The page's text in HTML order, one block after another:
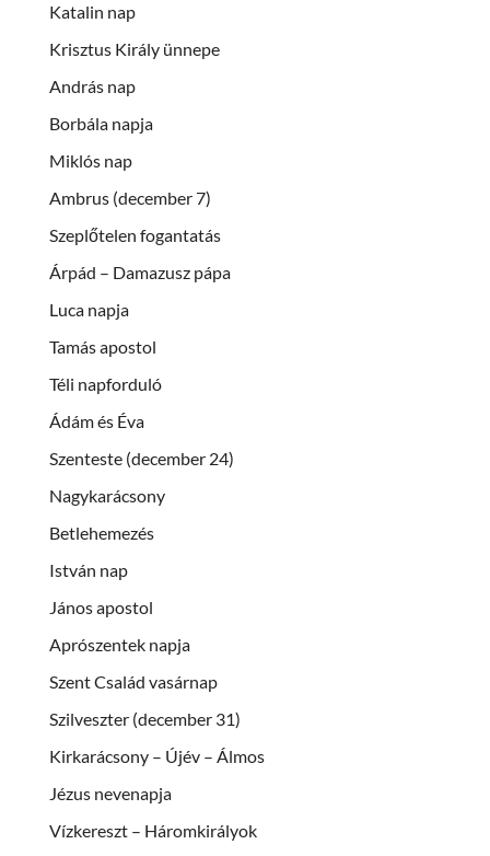
Katalin nap
Krisztus Király ünnepe
András nap
Borbála napja
Miklós nap
Ambrus (december 7)
Szeplőtelen fogantatás
Árpád – Damazusz pápa
Luca napja
Tamás apostol
Téli napforduló
Ádám és Éva
Szenteste (december 24)
Nagykarácsony
Betlehemezés
István nap
János apostol
Aprószentek napja
Szent Család vasárnap
Szilveszter (december 31)
Kirkarácsony – Újév – Álmos
Jézus nevenapja
Vízkereszt – Háromkirályok